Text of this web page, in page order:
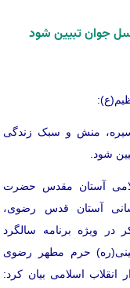
جوان تبیین شود
منش و سبک زندگی
شود.
آستان مقدس حضرت
آستان قدس رضوی،
ویژه برنامه سالگرد
حرم مطهر رضوی
انقلاب اسلامی بیان کرد: